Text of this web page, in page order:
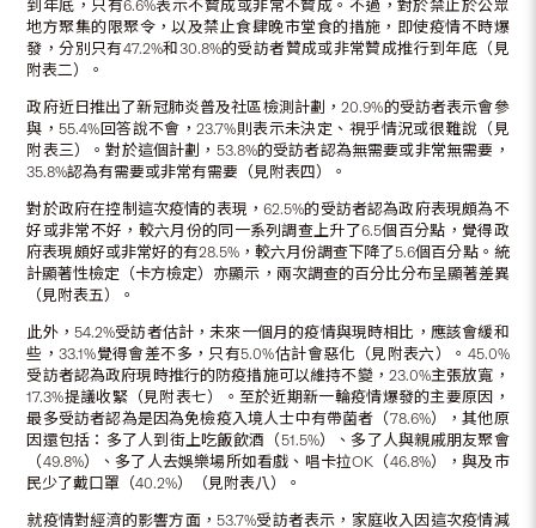
到年底，只有6.6%表示不贊成或非常不贊成。不過，對於禁止於公眾
地方聚集的限聚令，以及禁止食肆晚市堂食的措施，即使疫情不時爆
發，分別只有47.2%和30.8%的受訪者贊成或非常贊成推行到年底（見
附表二）。
政府近日推出了新冠肺炎普及社區檢測計劃，20.9%的受訪者表示會參
與，55.4%回答說不會，23.7%則表示未決定、視乎情況或很難說（見
附表三）。對於這個計劃，53.8%的受訪者認為無需要或非常無需要，
35.8%認為有需要或非常有需要（見附表四）。
對於政府在控制這次疫情的表現，62.5%的受訪者認為政府表現頗為不
好或非常不好，較六月份的同一系列調查上升了6.5個百分點，覺得政
府表現頗好或非常好的有28.5%，較六月份調查下降了5.6個百分點。統
計顯著性檢定（卡方檢定）亦顯示，兩次調查的百分比分布呈顯著差異
（見附表五）。
此外，54.2%受訪者估計，未來一個月的疫情與現時相比，應該會緩和
些，33.1%覺得會差不多，只有5.0%估計會惡化（見附表六）。45.0%
受訪者認為政府現時推行的防疫措施可以維持不變，23.0%主張放寬，
17.3%提議收緊（見附表七）。至於近期新一輪疫情爆發的主要原因，
最多受訪者認為是因為免檢疫入境人士中有帶菌者（78.6%），其他原
因還包括：多了人到街上吃飯飲酒（51.5%）、多了人與親戚朋友聚會
（49.8%）、多了人去娛樂場所如看戲、唱卡拉OK（46.8%），與及市
民少了戴口罩（40.2%）（見附表八）。
就疫情對經濟的影響方面，53.7%受訪者表示，家庭收入因這次疫情減